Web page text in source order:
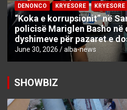
DENONCO KRYESORE KRYESORE
“Koka e korrupsionit” në
policisë Mariglen Basho në
dyshimeve për pazaret e
June 30, 2026 alba-news
SHOWBIZ